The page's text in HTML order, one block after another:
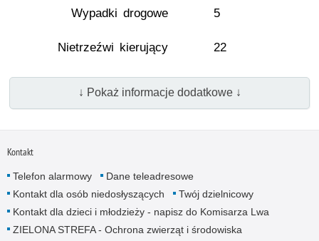
Wypadki drogowe 5
Nietrzeźwi kierujący 22
↓ Pokaż informacje dodatkowe ↓
Kontakt
Telefon alarmowy
Dane teleadresowe
Kontakt dla osób niedosłyszących
Twój dzielnicowy
Kontakt dla dzieci i młodzieży - napisz do Komisarza Lwa
ZIELONA STREFA - Ochrona zwierząt i środowiska